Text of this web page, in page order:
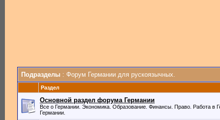
Подразделы : Форум Германии для рускоязычных.
Раздел
Основной раздел форума Германии
Все о Германии. Экономика. Образование. Финансы. Право. Работа в
Германии.